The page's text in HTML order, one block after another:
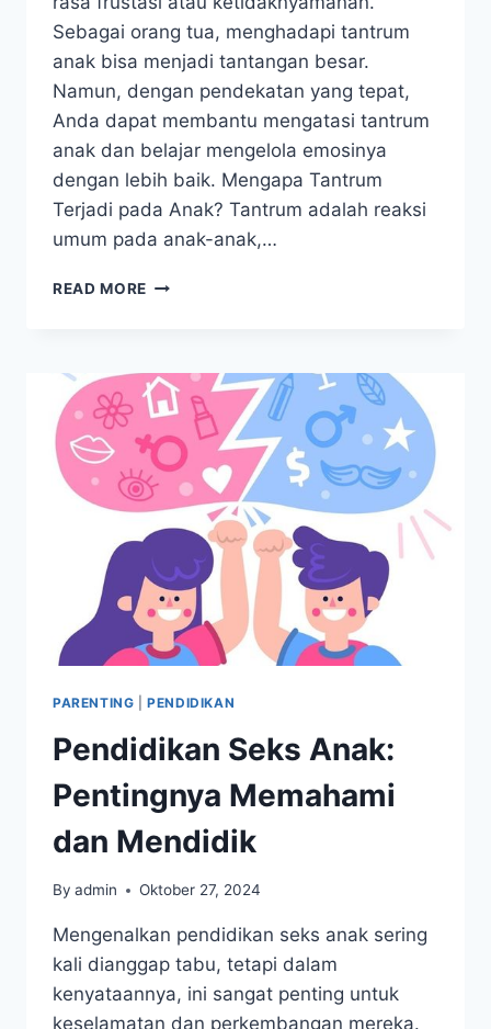
Sebagai orang tua, menghadapi tantrum
anak bisa menjadi tantangan besar.
Namun, dengan pendekatan yang tepat,
Anda dapat membantu mengatasi tantrum
anak dan belajar mengelola emosinya
dengan lebih baik. Mengapa Tantrum
Terjadi pada Anak? Tantrum adalah reaksi
umum pada anak-anak,…
READ MORE MENGATASI
SI
KECIL
DAPAT
MENGELOLA
EMOSINYA
PARENTING |PENDIDIKAN
Pendidikan Seks Anak:
Pentingnya Memahami
dan Mendidik
By admin Oktober 27, 2024
Mengenalkan pendidikan seks anak sering
kali dianggap tabu, tetapi dalam
kenyataannya, ini sangat penting untuk
keselamatan dan perkembangan mereka.